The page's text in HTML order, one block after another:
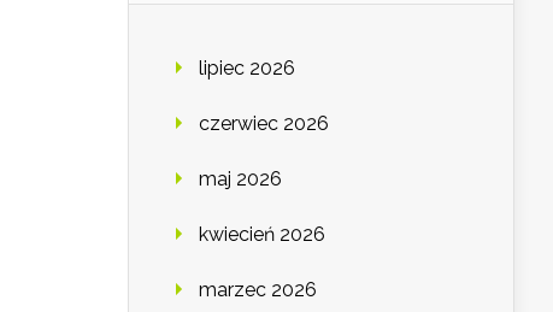
lipiec 2026
czerwiec 2026
maj 2026
kwiecień 2026
marzec 2026